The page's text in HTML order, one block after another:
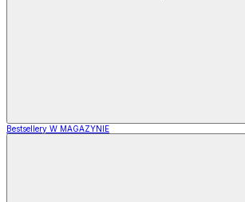
Bestsellery W MAGAZYNIE